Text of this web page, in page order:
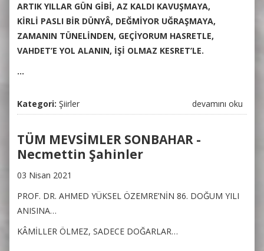
ARTIK YILLAR GÜN GİBİ, AZ KALDI KAVUŞMAYA,
KİRLİ PASLI BİR DÜNYÂ, DEĞMİYOR UĞRAŞMAYA,
ZAMANIN TÜNELİNDEN, GEÇİYORUM HASRETLE,
VAHDET’E YOL ALANIN, İŞİ OLMAZ KESRET’LE.
...
Kategori:Şiirler
ARTIK YILLAR
GÜN GİBİ -
Necmettin
Şahinler hakkında
devamını oku
TÜM MEVSİMLER SONBAHAR -
Necmettin Şahinler
03 Nisan 2021
PROF. DR. AHMED YÜKSEL ÖZEMRE’NİN 86. DOĞUM YILI
ANISINA…
KÂMİLLER ÖLMEZ, SADECE DOĞARLAR…